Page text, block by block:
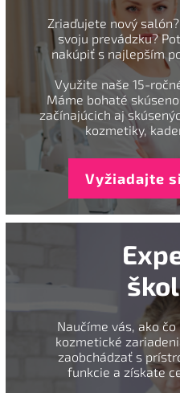
Zriaďujete nový
svoju prevádzku?
nakúpiť s najlepším
Využite naše 15-
Máme bohaté
začínajúcich aj
kozmetiky,
Vyžiadajte
Naučíme vás, ako
kozmetické
zaobchádzať s
funkcie a získate